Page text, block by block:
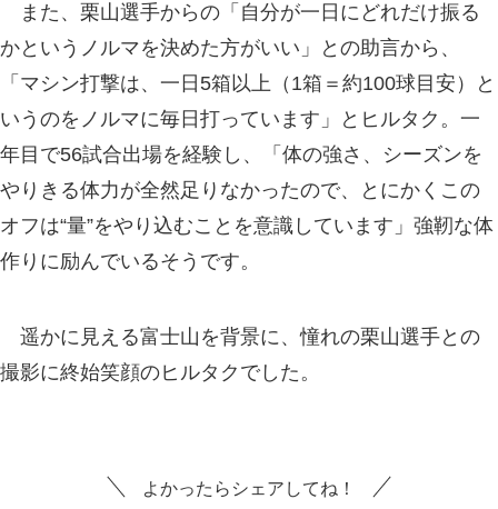
また、栗山選手からの「自分が一日にどれだけ振る
かというノルマを決めた方がいい」との助言から、
「マシン打撃は、一日5箱以上（1箱＝約100球目安）と
いうのをノルマに毎日打っています」とヒルタク。一
年目で56試合出場を経験し、「体の強さ、シーズンを
やりきる体力が全然足りなかったので、とにかくこの
オフは“量”をやり込むことを意識しています」強靭な体
作りに励んでいるそうです。
遥かに見える富士山を背景に、憧れの栗山選手との
撮影に終始笑顔のヒルタクでした。
よかったらシェアしてね！